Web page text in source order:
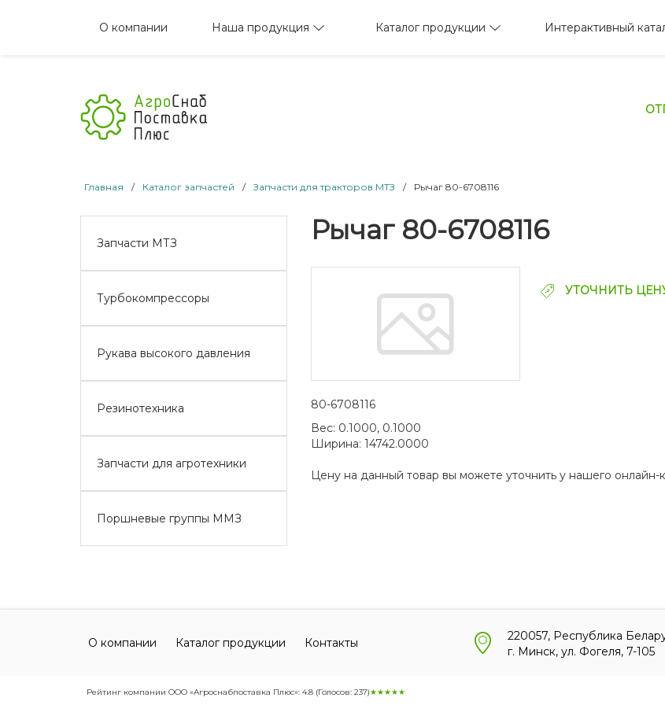
О компании Наша продукция Каталог продукции Интерактивный
Главная / Каталог запчастей / Запчасти для тракторов МТЗ / Рычаг 80-6708116
Запчасти МТЗ
Турбокомпрессоры
Рукава высокого давления
Резинотехника
Запчасти для агротехники
Поршневые группы ММЗ
Рычаг 80-6708116
УТОЧНИТЬ
80-6708116
Вес: 0.1000, 0.1000
Ширина: 14742.0000
Цену на данный товар вы можете уточнить у нашего онлайн-
О компании Каталог продукции Контакты
220057, Республика
г. Минск, ул. Фогеля, 7-105
Рейтинг компании ООО «Агроснабпоставка Плюс»: 4.8 (Голосов: 237)★★★★★